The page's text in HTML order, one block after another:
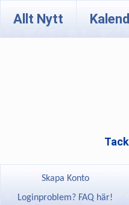
Allt Nytt
Skapa Konto
Loginproblem? FAQ här!